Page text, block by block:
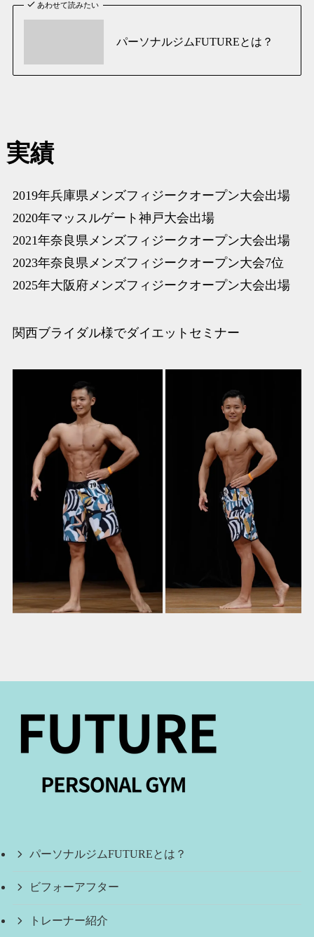
あわせて読みたい
パーソナルジムFUTUREとは？
実績
2019年兵庫県メンズフィジークオープン大会出場
2020年マッスルゲート神戸大会出場
2021年奈良県メンズフィジークオープン大会出場
2023年奈良県メンズフィジークオープン大会7位
2025年大阪府メンズフィジークオープン大会出場
関西ブライダル様でダイエットセミナー
パーソナルジムFUTUREとは？
ビフォーアフター
トレーナー紹介